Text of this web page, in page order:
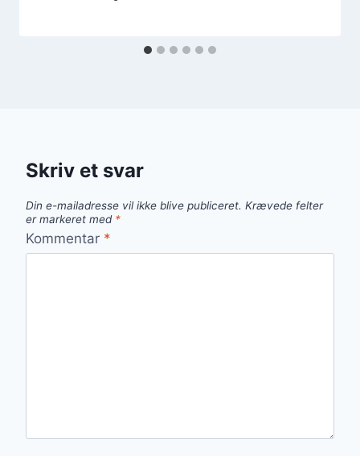
Skriv et svar
Din e-mailadresse vil ikke blive publiceret. Krævede felter
er markeret med *
Kommentar *